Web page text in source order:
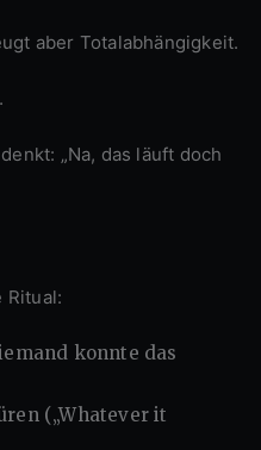
aber Totalabhängigkeit.
Ritual:
konnte das
(„Whatever it